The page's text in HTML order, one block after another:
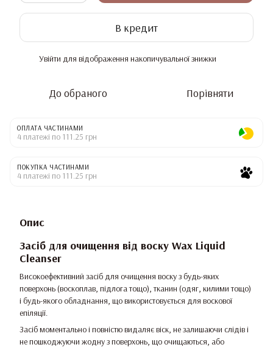
В кредит
Увійти для відображення накопичувальної знижки
До обраного Порівняти
ОПЛАТА ЧАСТИНАМИ
4 платежі по 111.25 грн
ПОКУПКА ЧАСТИНАМИ
4 платежі по 111.25 грн
Опис
Засіб для очищення від воску Wax Liquid
Cleanser
Високоефективний засіб для очищення воску з будь-яких
поверхонь (воскоплав, підлога тощо), тканин (одяг, килими тощо)
і будь-якого обладнання, що використовується для воскової
епіляції.
Засіб моментально і повністю видаляє віск, не залишаючи слідів і
не пошкоджуючи жодну з поверхонь, що очищаються, або